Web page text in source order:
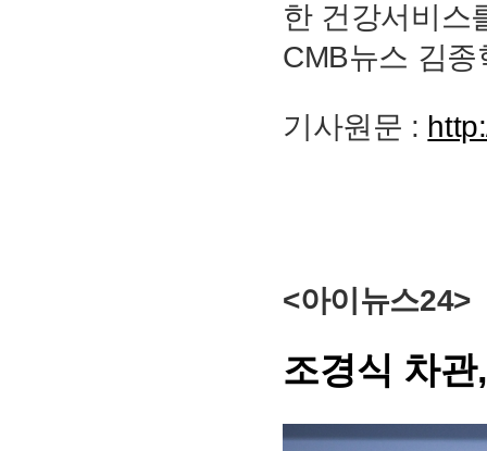
한 건강서비
CMB뉴스 김
기사원문 :
<아이뉴스24>
조경식 차